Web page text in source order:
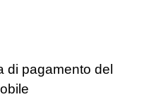
di pagamento del